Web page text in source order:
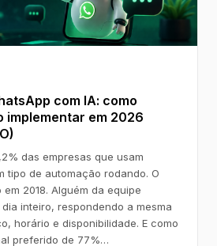
com IA: como
implementar em 2026
das empresas que usam
tipo de automação rodando. O
2018. Alguém da equipe
inteiro, respondendo a mesma
horário e disponibilidade. E como
preferido de 77%…